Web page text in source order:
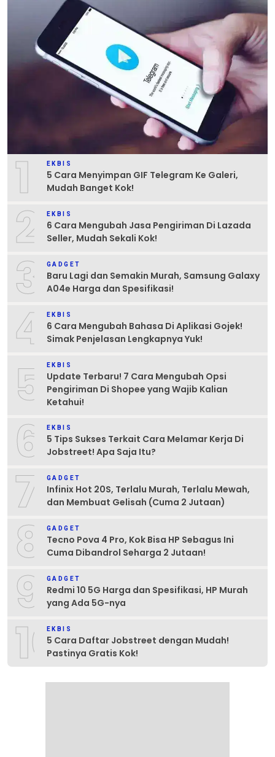
1 EKBIS
5 Cara Menyimpan GIF Telegram Ke Galeri,
Mudah Banget Kok!
2 EKBIS
6 Cara Mengubah Jasa Pengiriman Di Lazada
Seller, Mudah Sekali Kok!
3 GADGET
Baru Lagi dan Semakin Murah, Samsung Galaxy
A04e Harga dan Spesifikasi!
4 EKBIS
6 Cara Mengubah Bahasa Di Aplikasi Gojek!
Simak Penjelasan Lengkapnya Yuk!
5 EKBIS
Update Terbaru! 7 Cara Mengubah Opsi
Pengiriman Di Shopee yang Wajib Kalian
Ketahui!
6 EKBIS
5 Tips Sukses Terkait Cara Melamar Kerja Di
Jobstreet! Apa Saja Itu?
7 GADGET
Infinix Hot 20S, Terlalu Murah, Terlalu Mewah,
dan Membuat Gelisah (Cuma 2 Jutaan)
8 GADGET
Tecno Pova 4 Pro, Kok Bisa HP Sebagus Ini
Cuma Dibandrol Seharga 2 Jutaan!
9 GADGET
Redmi 10 5G Harga dan Spesifikasi, HP Murah
yang Ada 5G-nya
10EKBIS
5 Cara Daftar Jobstreet dengan Mudah!
Pastinya Gratis Kok!